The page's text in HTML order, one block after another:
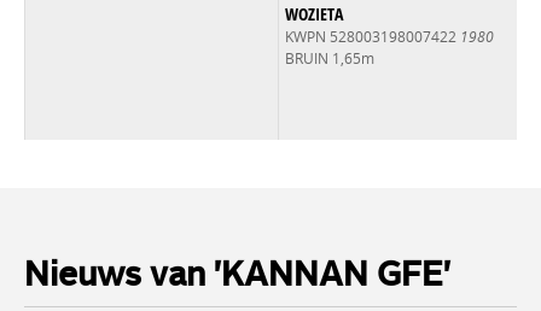
WOZIETA
KWPN 528003198007422 1980
BRUIN 1,65m
Nieuws van 'KANNAN GFE'